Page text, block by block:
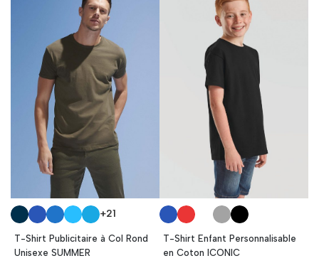
+21
T-Shirt Publicitaire à Col Rond
Unisexe SUMMER
T-Shirt Enfant Personnalisable
en Coton ICONIC